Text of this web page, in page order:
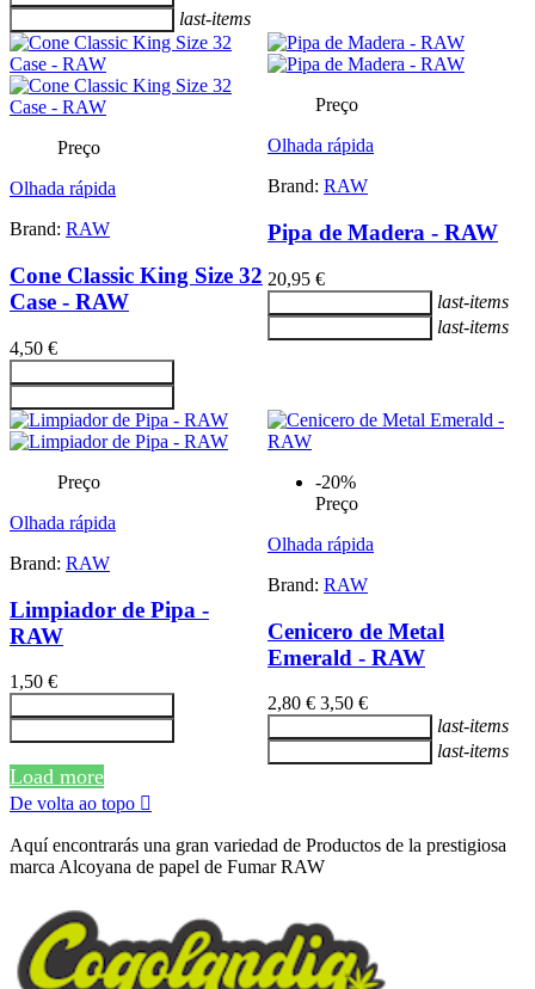
last-items
Preço
Olhada rápida
Brand: RAW
Cone Classic King Size 32
Case - RAW
4,50 €
Preço
Olhada rápida
Brand: RAW
Pipa de Madera - RAW
20,95 €
last-items
last-items
Preço
Olhada rápida
Brand: RAW
Limpiador de Pipa -
RAW
1,50 €
-20%
Preço
Olhada rápida
Brand: RAW
Cenicero de Metal
Emerald - RAW
2,80 € 3,50 €
last-items
last-items
Load more
De volta ao topo 
Aquí encontrarás una gran variedad de Productos de la prestigiosa
marca Alcoyana de papel de Fumar RAW